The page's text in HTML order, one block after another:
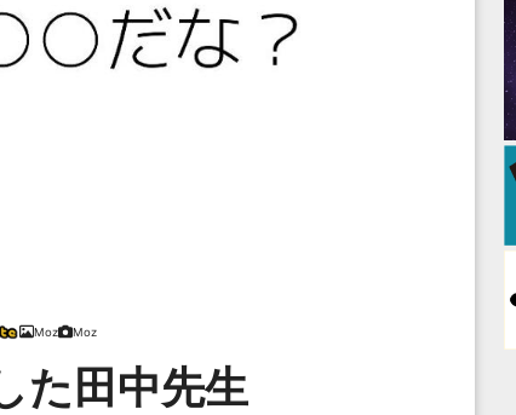
Moz Moz
た田中先生